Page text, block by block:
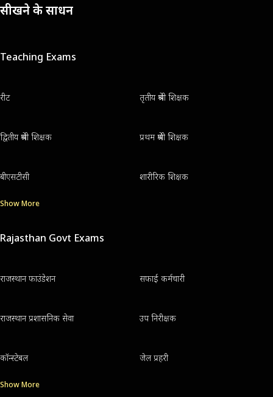
सीखने के साधन
Teaching Exams
रीट तृतीय श्रेणी शिक्षक
द्वितीय श्रेणी शिक्षक प्रथम श्रेणी शिक्षक
बीएसटीसी शारीरिक शिक्षक
Show More
Rajasthan Govt Exams
राजस्थान फाउंडेशन सफाई कर्मचारी
राजस्थान प्रशासनिक सेवा उप निरीक्षक
कॉन्स्टेबल जेल प्रहरी
Show More